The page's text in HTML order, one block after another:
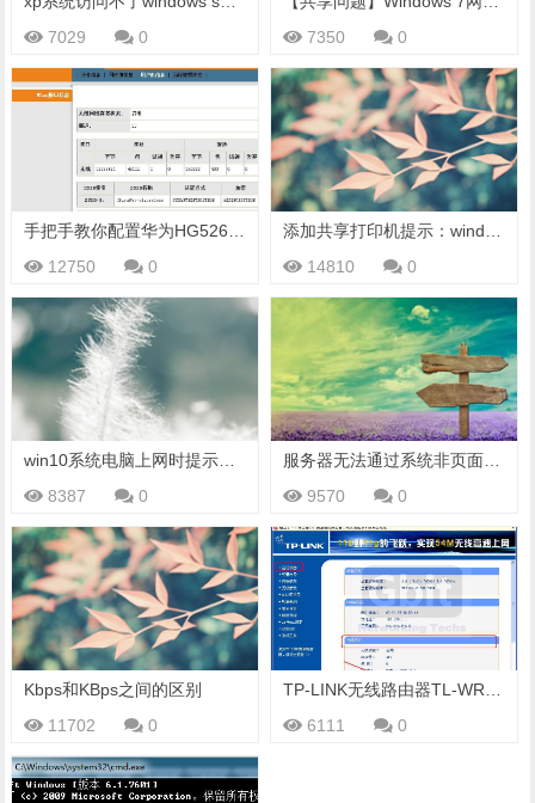
7029
0
7350
0
12750
0
14810
0
8387
0
9570
0
Kbps和KBps之间的区别
11702
0
6111
0